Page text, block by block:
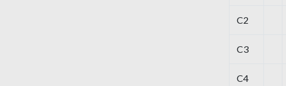
C2
C3
C4